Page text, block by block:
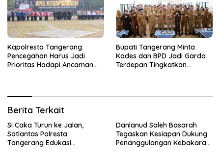
Kapolresta Tangerang:
Pencegahan Harus Jadi
Prioritas Hadapi Ancaman
Bupati Tangerang Minta
Kades dan BPD Jadi Garda
Terdepan Tingkatkan
Berita Terkait
Si Caka Turun ke Jalan,
Satlantas Polresta
Tangerang Edukasi
Danlanud Saleh Basarah
Tegaskan Kesiapan Dukung
Penanggulangan Kebakaran